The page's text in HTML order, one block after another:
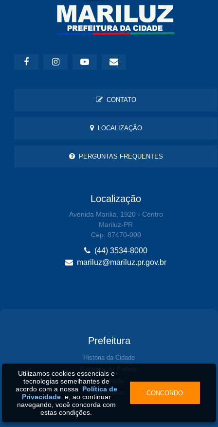
CONTATO
LOCALIZAÇÃO
PERGUNTAS FREQUENTES
Localização
Avenida Marilia, 1920 - Centro
Mariluz-PR
Cep: 87470-000
(44) 3534-8000
mariluz@mariluz.pr.gov.br
Prefeitura
História da Cidade
Gabinete do Prefeito
Legislação
Secretarias
Utilizamos cookies essenciais e
tecnologias semelhantes de
acordo com a nossa Política de
Privacidadee, ao continuar
navegando, você concorda com
estas condições.
CONCORDO